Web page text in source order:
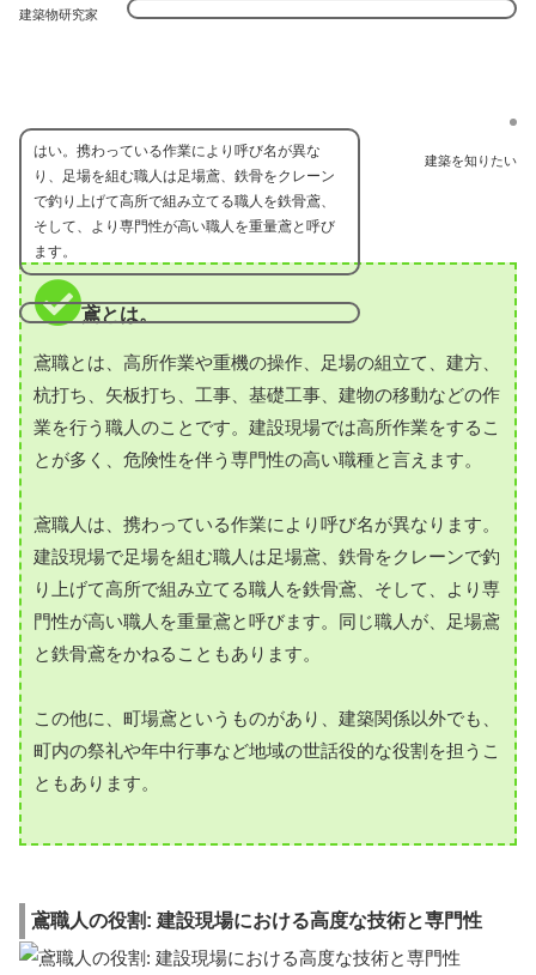
建築物研究家
建築を知りたい
はい。携わっている作業により呼び名が異な
り、足場を組む職人は足場鳶、鉄骨をクレーン
で釣り上げて高所で組み立てる職人を鉄骨鳶、
そして、より専門性が高い職人を重量鳶と呼び
ます。
鳶とは。
鳶職とは、高所作業や重機の操作、足場の組立て、建方、
杭打ち、矢板打ち、工事、基礎工事、建物の移動などの作
業を行う職人のことです。建設現場では高所作業をするこ
とが多く、危険性を伴う専門性の高い職種と言えます。
鳶職人は、携わっている作業により呼び名が異なります。
建設現場で足場を組む職人は足場鳶、鉄骨をクレーンで釣
り上げて高所で組み立てる職人を鉄骨鳶、そして、より専
門性が高い職人を重量鳶と呼びます。同じ職人が、足場鳶
と鉄骨鳶をかねることもあります。
この他に、町場鳶というものがあり、建築関係以外でも、
町内の祭礼や年中行事など地域の世話役的な役割を担うこ
ともあります。
鳶職人の役割: 建設現場における高度な技術と専門性